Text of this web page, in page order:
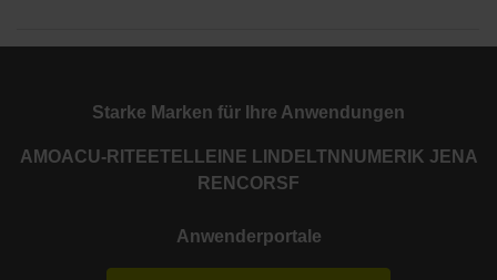
Starke Marken für Ihre Anwendungen
AMOACU-RITE ETEL LEINE LINDE LTN NUMERIK JENA
RENCORSF
Anwenderportale